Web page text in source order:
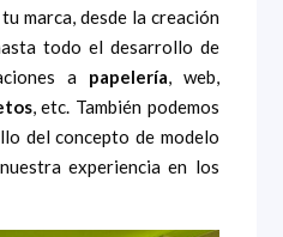
marca, desde la creación
todo el desarrollo de
a papelería, web,
, etc. También podemos
del concepto de modelo
experiencia en los